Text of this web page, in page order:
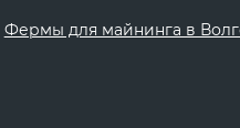
Фермы для майнинга в